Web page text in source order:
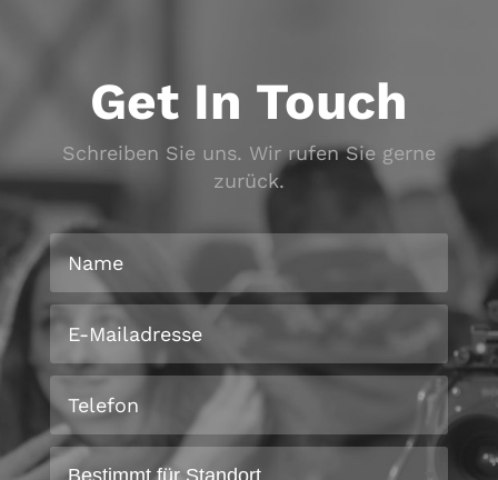
Get In Touch
Schreiben Sie uns. Wir rufen Sie gerne
zurück.